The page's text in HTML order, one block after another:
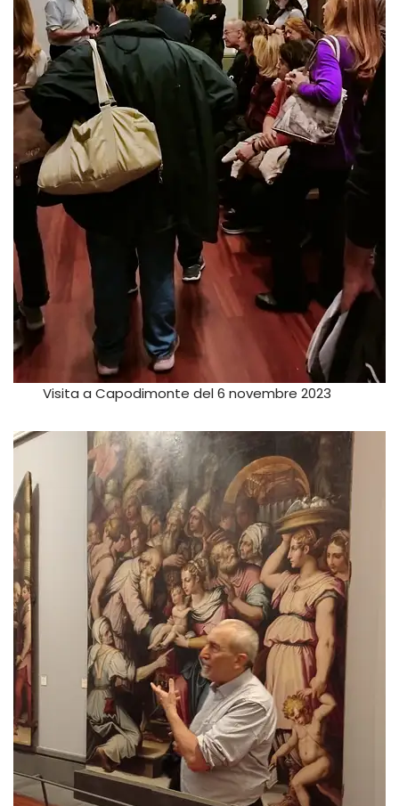
Visita a Capodimonte del 6 novembre 2023